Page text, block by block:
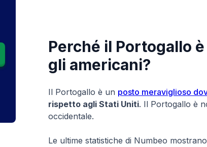
Perché il Portogallo
gli americani?
Il Portogallo è un posto meraviglioso
rispetto agli Stati Uniti. Il Portogallo è
occidentale.
Le ultime statistiche di Numbeo